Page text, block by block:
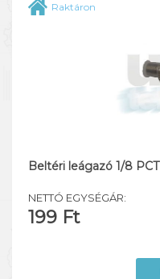
Raktáron
Beltéri leágazó 1/8 PCT
NETTÓ EGYSÉGÁR:
199 Ft